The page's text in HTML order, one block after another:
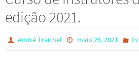
edição 2021.
André Traichel maio 26, 2021